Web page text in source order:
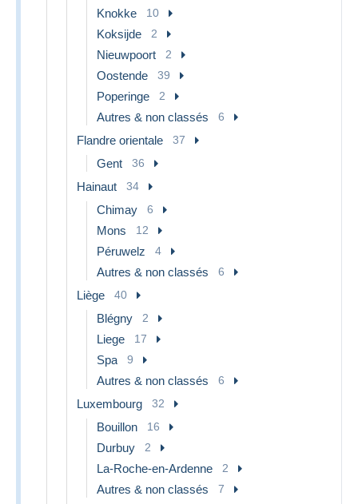
Knokke 10
Koksijde 2
Nieuwpoort 2
Oostende 39
Poperinge 2
Autres & non classés 6
Flandre orientale 37
Gent 36
Hainaut 34
Chimay 6
Mons 12
Péruwelz 4
Autres & non classés 6
Liège 40
Blégny 2
Liege 17
Spa 9
Autres & non classés 6
Luxembourg 32
Bouillon 16
Durbuy 2
La-Roche-en-Ardenne 2
Autres & non classés 7